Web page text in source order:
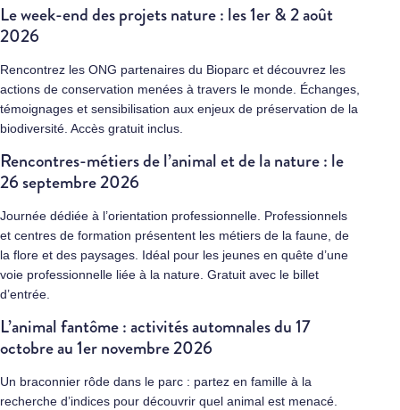
Le week-end des projets nature : les 1er & 2 août
2026
Rencontrez les ONG partenaires du Bioparc et découvrez les
actions de conservation menées à travers le monde. Échanges,
témoignages et sensibilisation aux enjeux de préservation de la
biodiversité. Accès gratuit inclus.
Rencontres-métiers de l’animal et de la nature : le
26 septembre 2026
Journée dédiée à l’orientation professionnelle. Professionnels
et centres de formation présentent les métiers de la faune, de
la flore et des paysages. Idéal pour les jeunes en quête d’une
voie professionnelle liée à la nature. Gratuit avec le billet
d’entrée.
L’animal fantôme : activités automnales du 17
octobre au 1er novembre 2026
Un braconnier rôde dans le parc : partez en famille à la
recherche d’indices pour découvrir quel animal est menacé.